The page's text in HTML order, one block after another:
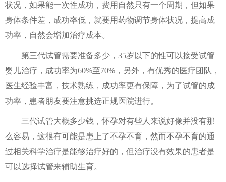
状况，如果能一次性成功，费用自然只有一个周期，但如果
身体条件差，成功率低，就要用药物调节身体状况，提高成
功率，自然会增加治疗成本。
第三代试管需要准备多少，35岁以下的性可以接受试管
婴儿治疗，成功率为60%至70%，另外，有优秀的医疗团队，
医生经验丰富，技术熟练，成功率更有保障，为了试管的成
功率，患者朋友要注意挑选正规医院进行。
三代试管大概多少钱，怀孕对有些人来说好像并没有那
么容易，这很有可能是患上了不孕不育，然而不孕不育的通
过相关科学治疗是能够治疗好的，但治疗没有效果的患者是
可以选择试管来辅助生育。